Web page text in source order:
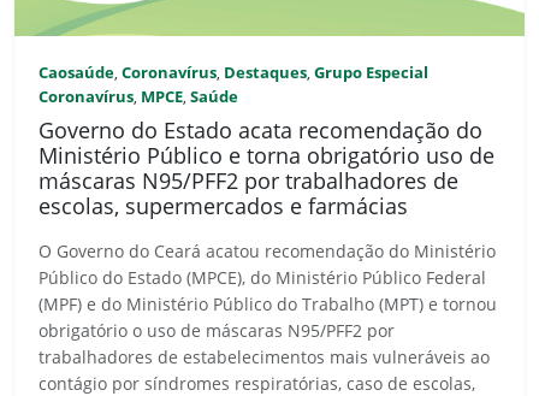
Caosaúde, Coronavírus, Destaques, Grupo Especial
Coronavírus, MPCE, Saúde
Governo do Estado acata recomendação do
Ministério Público e torna obrigatório uso de
máscaras N95/PFF2 por trabalhadores de
escolas, supermercados e farmácias
O Governo do Ceará acatou recomendação do Ministério
Público do Estado (MPCE), do Ministério Público Federal
(MPF) e do Ministério Público do Trabalho (MPT) e tornou
obrigatório o uso de máscaras N95/PFF2 por
trabalhadores de estabelecimentos mais vulneráveis ao
contágio por síndromes respiratórias, caso de escolas,